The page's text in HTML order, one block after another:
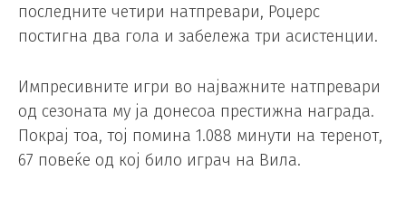
последните четири натпревари, Роџерс
постигна два гола и забележа три асистенции.
Импресивните игри во најважните натпревари
од сезоната му ја донесоа престижна награда.
Покрај тоа, тој помина 1.088 минути на теренот,
67 повеќе од кој било играч на Вила.